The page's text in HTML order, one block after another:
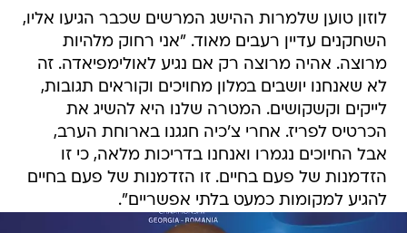
לוזון טוען שלמרות ההישג המרשים שכבר הגיעו אליו,
השחקנים עדיין רעבים מאוד. "אני רחוק מלהיות
מרוצה. אהיה מרוצה רק אם נגיע לאולימפיאדה. זה
לא שאנחנו יושבים במלון מחויכים וקוראים תגובות,
לייקים וקשקושים. המטרה שלנו היא להשיג את
הכרטיס לפריז. אחרי צ'כיה חגגנו בארוחת הערב,
אבל החיוכים נגמרו ואנחנו בדריכות מלאה, כי זו
הזדמנות של פעם בחיים. זו הזדמנות של פעם בחיים
להגיע למקומות כמעט בלתי אפשריים".